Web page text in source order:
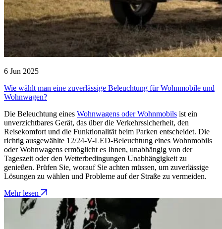
6 Jun 2025
Wie wählt man eine zuverlässige Beleuchtung für Wohnmobile und
Wohnwagen?
Die Beleuchtung eines Wohnwagens oder Wohnmobils ist ein
unverzichtbares Gerät, das über die Verkehrssicherheit, den
Reisekomfort und die Funktionalität beim Parken entscheidet. Die
richtig ausgewählte 12/24-V-LED-Beleuchtung eines Wohnmobils
oder Wohnwagens ermöglicht es Ihnen, unabhängig von der
Tageszeit oder den Wetterbedingungen Unabhängigkeit zu
genießen. Prüfen Sie, worauf Sie achten müssen, um zuverlässige
Lösungen zu wählen und Probleme auf der Straße zu vermeiden.
Mehr lesen